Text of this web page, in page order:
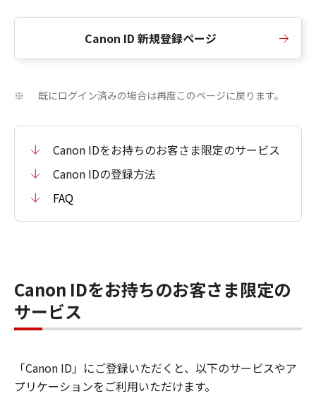
Canon ID 新規登録ページ
※ 既にログイン済みの場合は再度このページに戻ります。
Canon IDをお持ちのお客さま限定のサービス
Canon IDの登録方法
FAQ
Canon IDをお持ちのお客さま限定の
サービス
「Canon ID」にご登録いただくと、以下のサービスやア
プリケーションをご利用いただけます。